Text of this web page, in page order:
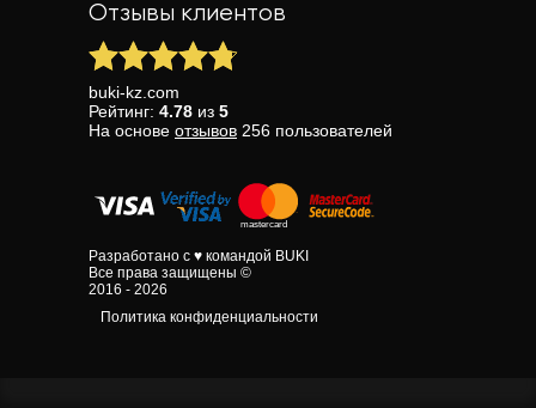
Отзывы клиентов
buki-kz.com
Рейтинг: 4.78 из 5
На основе отзывов 256 пользователей
Разработано с ♥ командой BUKI
Все права защищены ©
2016 - 2026
Политика конфиденциальности